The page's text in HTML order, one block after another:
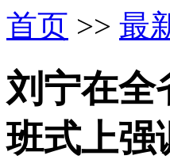
首页 >> 最
刘宁在全
班式上强